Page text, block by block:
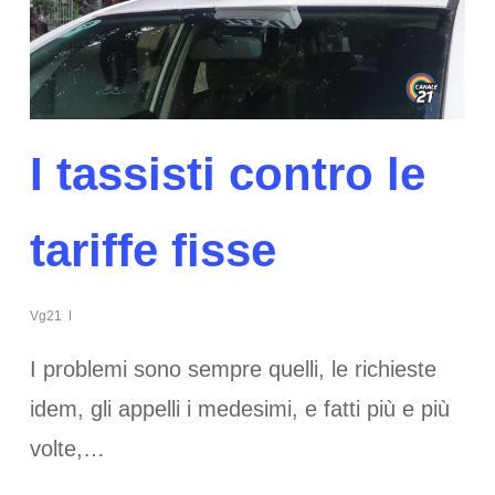
I tassisti contro le
tariffe fisse
Vg21
I problemi sono sempre quelli, le richieste
idem, gli appelli i medesimi, e fatti più e più
volte,…